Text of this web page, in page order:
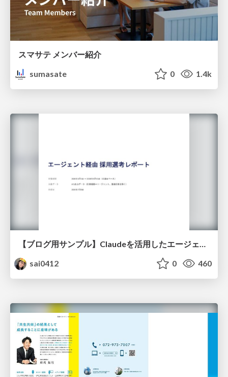
スマサテ メンバー紹介
sumasate
0 1.4k
【ブログ用サンプル】Claudeを活用したエージェント分析レポート自動生成例
sai0412
0 460